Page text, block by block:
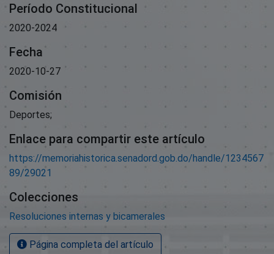
Período Constitucional
2020-2024
Fecha
2020-10-27
Comisión
Deportes;
Enlace para compartir este artículo
https://memoriahistorica.senadord.gob.do/handle/1234567
89/29021
Colecciones
Resoluciones internas y bicamerales
Página completa del artículo